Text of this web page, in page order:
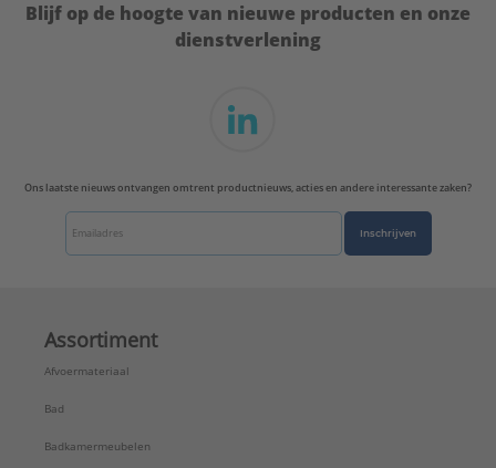
Blijf op de hoogte van nieuwe producten en onze
dienstverlening
Ons laatste nieuws ontvangen omtrent productnieuws, acties en andere interessante zaken?
Inschrijven
Assortiment
Afvoermateriaal
Bad
Badkamermeubelen